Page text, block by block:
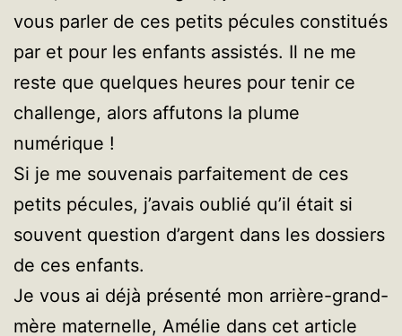
vous parler de ces petits pécules constitués
par et pour les enfants assistés. Il ne me
reste que quelques heures pour tenir ce
challenge, alors affutons la plume
numérique !
Si je me souvenais parfaitement de ces
petits pécules, j’avais oublié qu’il était si
souvent question d’argent dans les dossiers
de ces enfants.
Je vous ai déjà présenté mon arrière-grand-
mère maternelle, Amélie dans cet article